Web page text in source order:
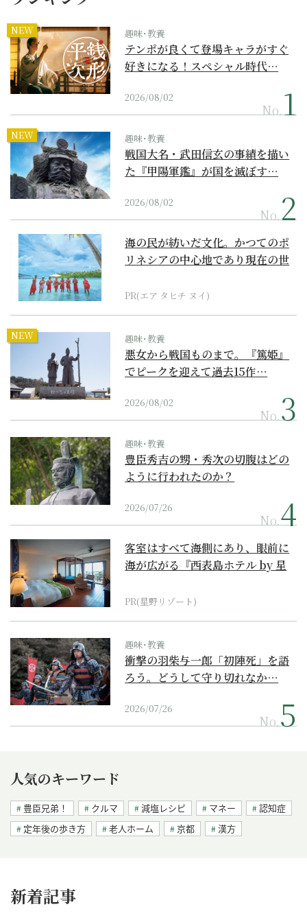
NEW 趣味･教養
テンポが良くて登場キャラがすぐ
好きになる！スペシャル時代…
2026/08/02
No.
NEW 趣味･教養
戦国大名・武田信玄の事績を描い
た『甲陽軍鑑』が国を滅ぼす…
2026/08/02
No.
海の民が紡いだ文化。かつてのポ
リネシアの中心地であり現在の世
PR(エア タヒチ ヌイ)
NEW 趣味･教養
悪女から戦国ものまで。『篤姫』
でピークを迎えて過去15作…
2026/08/02
No.
趣味･教養
豊臣秀吉の甥・秀次の切腹はどの
ように行われたのか？
2026/07/26
No.
客室はすべて海側にあり、眼前に
海が広がる『西表島ホテル by 星
PR(星野リゾート)
趣味･教養
衝撃の羽柴与一郎「初陣死」を語
ろう。どうして守り切れなか…
2026/07/26
No.
人気のキーワード
豊臣兄弟！ クルマ 減塩レシピ マネー
認知症
定年後の歩き方
老人ホーム 京都 漢方
新着記事